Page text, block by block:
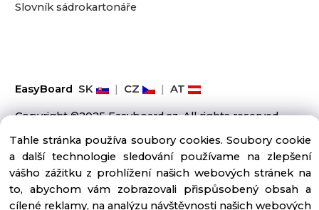
Slovník sádrokartonáře
EasyBoard SK | CZ | AT
Copyright ©2025 Easyboard.cz, All rights reserved
Tahle stránka používa soubory cookies. Soubory cookie
a další technologie sledování používame na zlepšení
vášho zážitku z prohlížení našich webových stránek na
to, abychom vám zobrazovali přispůsobený obsah a
cílené reklamy, na analýzu návštěvnosti našich webových